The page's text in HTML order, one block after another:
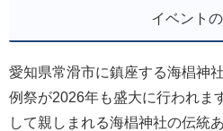
イベント
愛知県常滑市に鎮座する海椙神
例祭が2026年も盛大に行われま
して親しまれる海椙神社の伝統